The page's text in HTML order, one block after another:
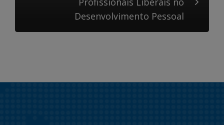
Desenvolvimento Pessoal